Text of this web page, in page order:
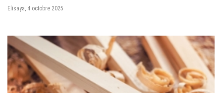
by
Elisaya 4 octobre 2025